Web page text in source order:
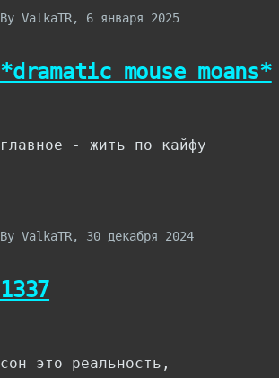
навигации
By ValkaTR, 6 января 2025
*dramatic mouse moans*
главное - жить по кайфу
By ValkaTR, 30 декабря 2024
1337
сон это реальность,